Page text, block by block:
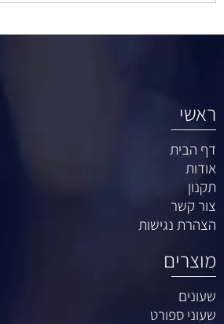
ראשי
דף הבית
אודות
תקנון
צור קשר
הצהרת נגישות
מוצרים
שעונים
שעוני ספורט